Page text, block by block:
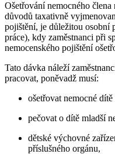
Ošetřování nemocného
důvodů taxativně
pojištění, je důležitou osobní
práce), kdy zaměstnanci při
nemocenského pojištění
Tato dávka náleží
pracovat, poněvadž musí:
ošetřovat nemocné
pečovat o dítě mladší
dětské výchovné
příslušného orgánu,